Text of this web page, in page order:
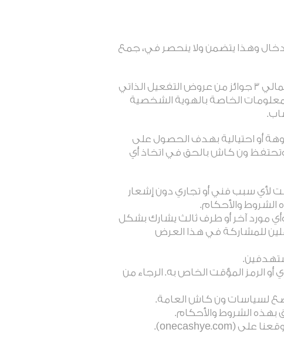
وهذا يتضمن ولا ينحصر في، جمع
2. لمستخدمي ون كاش الذين لديهم أكثر من حساب مفعّل الحق في الفوز بما لا يزيد عن إجمالي 3 جوائز من عروض التفعيل الذاتي
الخاصة بالهوية الشخصية
أو احتيالية بهدف الحصول على
وتحتفظ ون كاش بالحق في اتخاذ أي
لأي سبب فني أو تجاري دون إشعار
والأحكام.
مورد آخر أو طرف ثالث يشارك بشكل
للمشاركة في هذا العرض
الرمز المؤقت الخاص به. الرجاء من